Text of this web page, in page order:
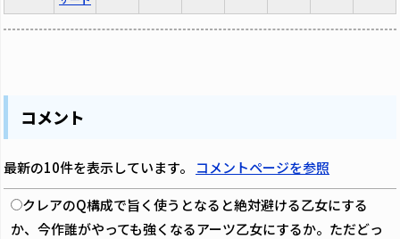
コメント
最新の10件を表示しています。 コメントページを参照
クレアのQ構成で旨く使うとなると絶対避ける乙女にする
か、今作誰がやっても強くなるアーツ乙女にするか。ただどっ